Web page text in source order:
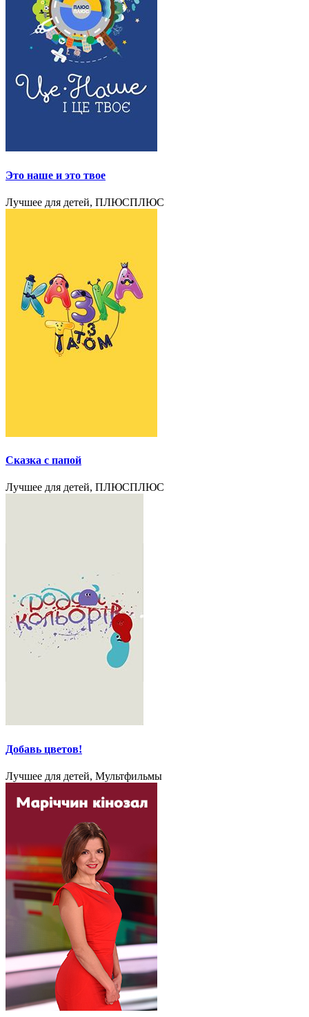
Это наше и это твое
Лучшее для детей, ПЛЮСПЛЮС
Сказка с папой
Лучшее для детей, ПЛЮСПЛЮС
Добавь цветов!
Лучшее для детей, Мультфильмы